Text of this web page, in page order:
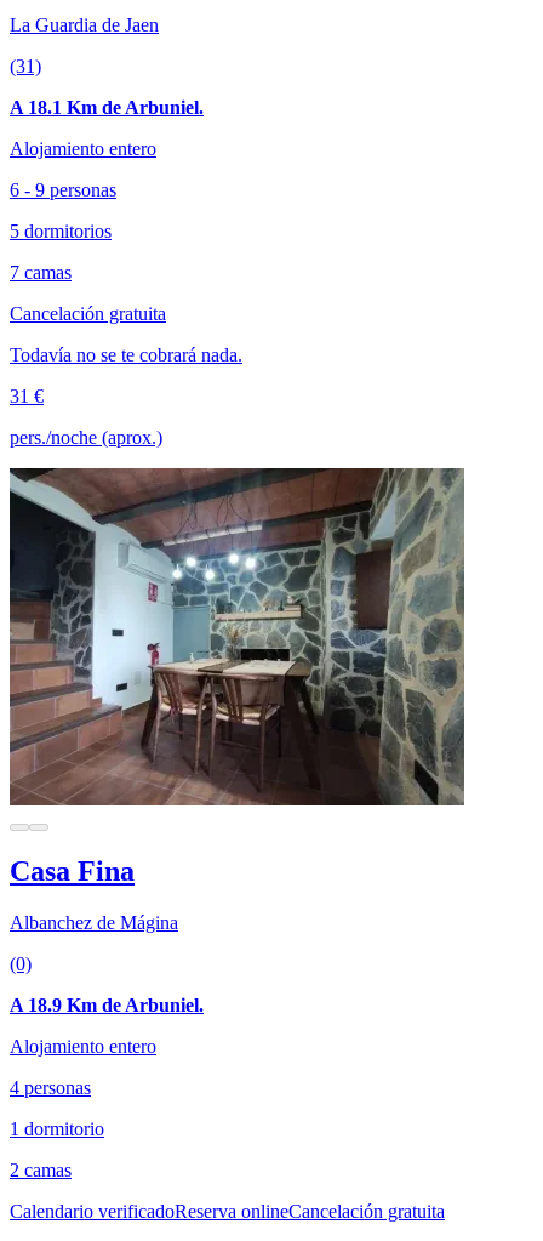
La Guardia de Jaen
(31)
A 18.1 Km de Arbuniel.
Alojamiento entero
6 - 9 personas
5 dormitorios
7 camas
Cancelación gratuita
Todavía no se te cobrará nada.
31 €
pers./noche (aprox.)
Casa Fina
Albanchez de Mágina
(0)
A 18.9 Km de Arbuniel.
Alojamiento entero
4 personas
1 dormitorio
2 camas
Calendario verificadoReserva onlineCancelación gratuita